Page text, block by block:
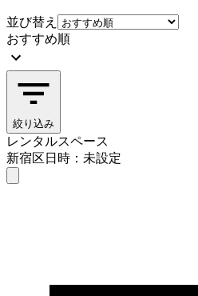
並び替え
おすすめ順
絞り込み
レンタルスペース
新宿区日時：未設定